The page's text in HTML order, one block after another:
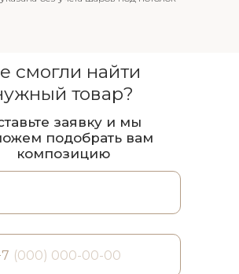
смогли найти
товар?
заявку и мы
подобрать вам
композицию